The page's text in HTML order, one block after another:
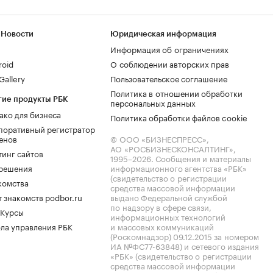
продукты РБК
для бизнеса
регистратор
сайтов
знакомств podbor.ru
управления РБК
Юридическая информация
Информация об ограничениях
О соблюдении авторских прав
Пользовательское соглашение
Политика в отношении обработки
персональных данных
Политика обработки файлов cookie
© ООО «БИЗНЕСПРЕСС»,
АО «РОСБИЗНЕСКОНСАЛТИНГ»,
1995–2026. Сообщения и материалы
информационного агентства «РБК»
(свидетельство о регистрации
средства массовой информации
выдано Федеральной службой
по надзору в сфере связи,
информационных технологий
и массовых коммуникаций
(Роскомнадзор) 09.12.2015 за номером
ИА №ФС77-63848) и сетевого издания
«РБК» (свидетельство о регистрации
средства массовой информации